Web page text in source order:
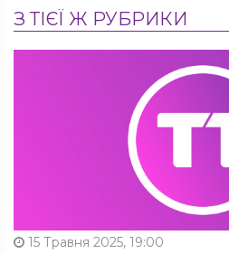
З ТІЄЇ Ж РУБРИКИ
15 Травня 2025, 19:00